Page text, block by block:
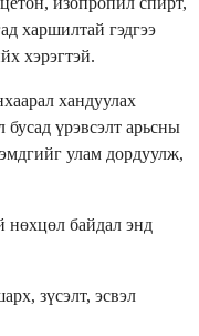
харшилтай гэдгээ
хэрэгтэй.
хандуулах
бусад үрэвсэлт арьсны
улам дордуулж,
нөхцөл байдал энд
зүсэлт, эсвэл